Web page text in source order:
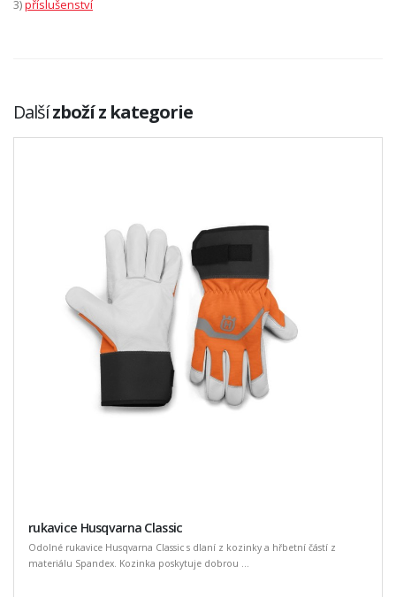
3)příslušenství
Dalšízboží z kategorie
rukavice Husqvarna Classic
Odolné rukavice Husqvarna Classic s dlaní z kozinky a hřbetní částí z
materiálu Spandex. Kozinka poskytuje dobrou ...